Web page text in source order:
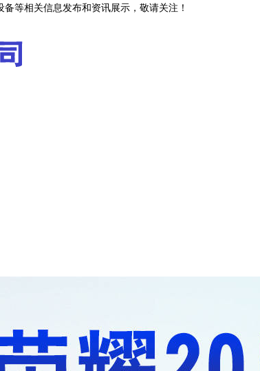
等相关信息发布和资讯展示，敬请关注！